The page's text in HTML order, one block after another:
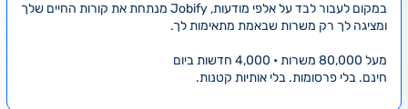
במקום לעבור לבד על אלפי מודעות, Jobify מנתחת את קורות החיים שלך
ומציגה לך רק משרות שבאמת מתאימות לך.
מעל 80,000 משרות • 4,000 חדשות ביום
חינם. בלי פרסומות. בלי אותיות קטנות.